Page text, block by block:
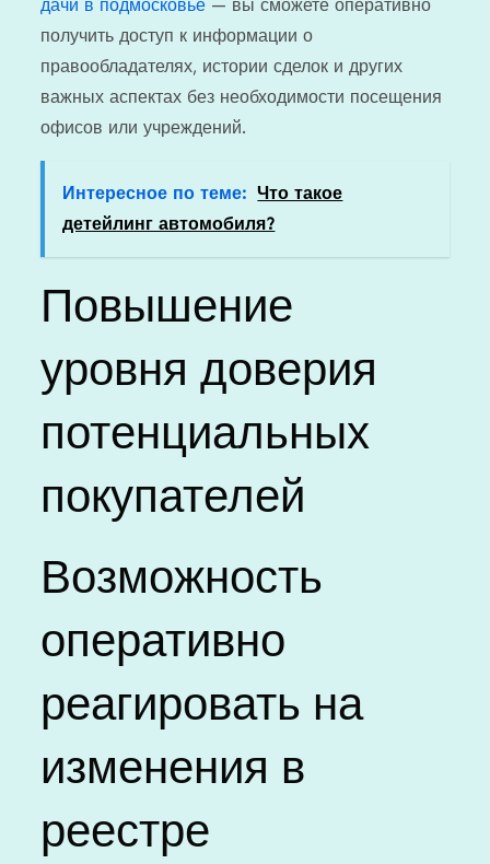
дачи в подмосковье — вы сможете оперативно
получить доступ к информации о
правообладателях, истории сделок и других
важных аспектах без необходимости посещения
офисов или учреждений.
Интересное по теме: Что такое
детейлинг автомобиля?
Повышение
уровня доверия
потенциальных
покупателей
Возможность
оперативно
реагировать на
изменения в
реестре